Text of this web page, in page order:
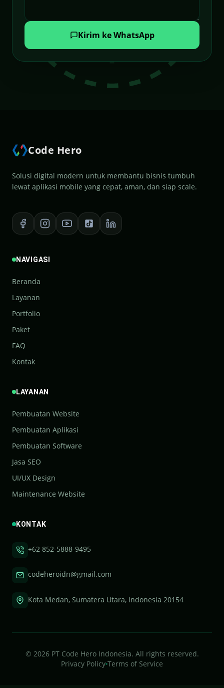
Kirim ke WhatsApp
Code Hero
Solusi digital modern untuk membantu bisnis tumbuh
lewat aplikasi mobile yang cepat, aman, dan siap scale.
NAVIGASI
Beranda
Layanan
Portfolio
Paket
FAQ
Kontak
LAYANAN
Pembuatan Website
Pembuatan Aplikasi
Pembuatan Software
Jasa SEO
UI/UX Design
Maintenance Website
KONTAK
+62 852-5888-9495
codeheroidn@gmail.com
Kota Medan, Sumatera Utara, Indonesia 20154
© 2026PT Code Hero Indonesia. All rights reserved.
Privacy Policy Terms of Service